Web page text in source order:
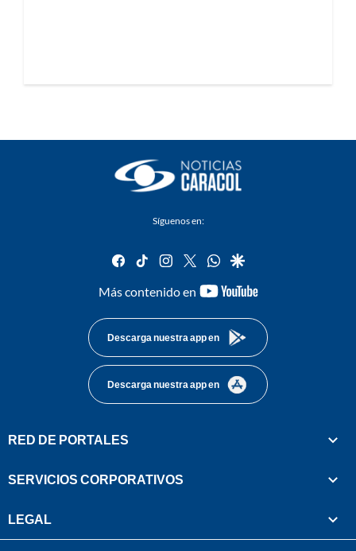
Síguenos en:
facebook
tiktok instagram
twitterwhatsapp
google
Más contenido en
youtube-
Descarga nuestra app en
Descarga nuestra app en
RED DE PORTALES
SERVICIOS CORPORATIVOS
LEGAL